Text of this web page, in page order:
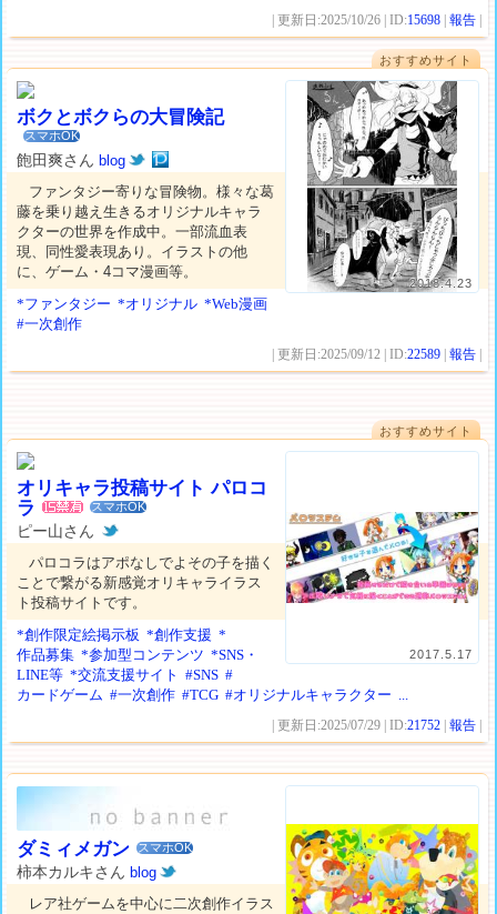
| 更新日:2025/10/26 | ID:15698 |報告
おすすめサイト
2018.4.23
ボクとボクらの大冒険記
スマホOK
飽田爽さんblog
ファンタジー寄りな冒険物。様々な葛
藤を乗り越え生きるオリジナルキャラ
クターの世界を作成中。一部流血表
現、同性愛表現あり。イラストの他
に、ゲーム・4コマ漫画等。
*ファンタジー *オリジナル *Web漫画
#一次創作
| 更新日:2025/09/12 | ID:22589 |報告
おすすめサイト
2017.5.17
オリキャラ投稿サイト パロコ
ラ
スマホOK
ピー山さん
パロコラはアポなしでよその子を描く
ことで繋がる新感覚オリキャライラス
ト投稿サイトです。
*創作限定絵掲示板 *創作支援 *
作品募集 *参加型コンテンツ *SNS・
LINE等 *交流支援サイト #SNS #
カードゲーム #一次創作 #TCG #オリジナルキャラクター ...
| 更新日:2025/07/29 | ID:21752 |報告
ダミィメガン スマホOK
柿本カルキさんblog
レア社ゲームを中心に二次創作イラス